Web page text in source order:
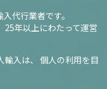
代行業者です。
25年以上にわたって運営
入は、 個人の利用を目